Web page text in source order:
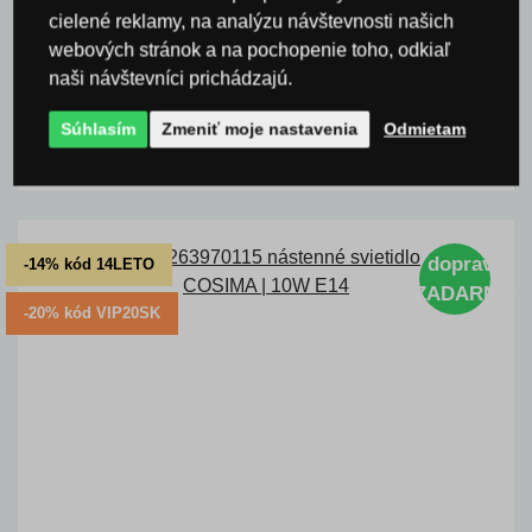
Kód: T263970140
38,5 € s DPH
KÚPIŤ
-14% kód 14LETO
-20% kód VIP20SK
doprava
ZADARMO
cielené reklamy, na analýzu návštevnosti našich
webových stránok a na pochopenie toho, odkiaľ
naši návštevníci prichádzajú.
Súhlasím Zmeniť moje nastavenia Odmietam